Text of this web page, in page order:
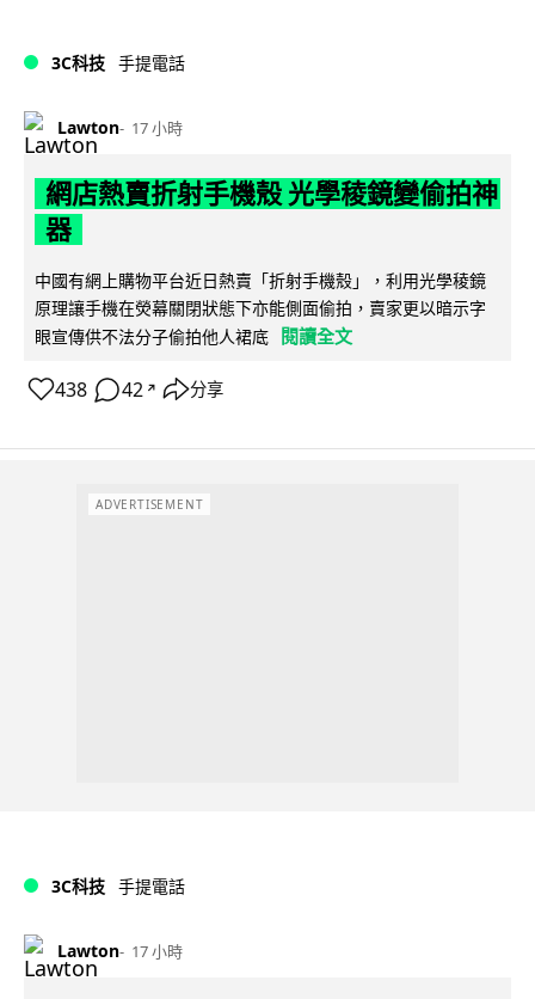
3C科技 手提電話
Lawton 17 小時
網店熱賣折射手機殼 光學稜鏡變偷拍神
器
中國有網上購物平台近日熱賣「折射手機殼」，利用光學稜鏡
原理讓手機在熒幕關閉狀態下亦能側面偷拍，賣家更以暗示字
眼宣傳供不法分子偷拍他人裙底 閱讀全文
438 42 ↗ 分享
ADVERTISEMENT
3C科技 手提電話
Lawton 17 小時